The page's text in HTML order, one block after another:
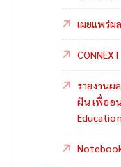
เผยแพร่ผ
รายงานผ
ฝัน เพื่ออ